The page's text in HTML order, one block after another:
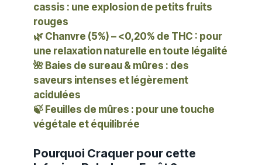
cassis : une explosion de petits fruits
rouges
🌿 Chanvre (5%) – <0,20% de THC : pour
une relaxation naturelle en toute légalité
🌺 Baies de sureau & mûres : des
saveurs intenses et légèrement
acidulées
🍃 Feuilles de mûres : pour une touche
végétale et équilibrée
Pourquoi Craquer pour cette